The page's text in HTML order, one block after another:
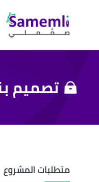
تصميم
متطلبات المشروع